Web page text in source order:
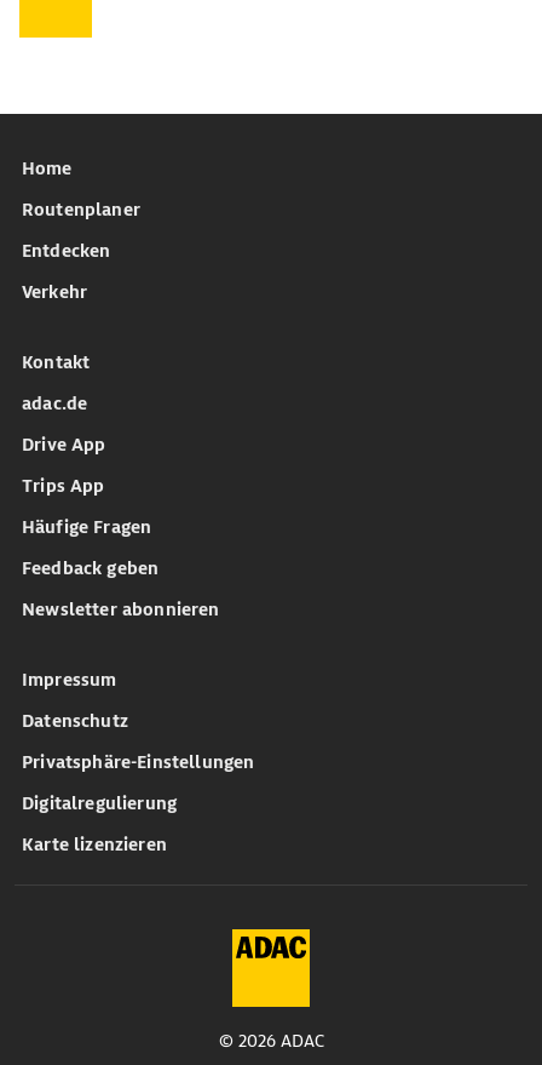
Home
Routenplaner
Entdecken
Verkehr
Kontakt
adac.de
Drive App
Trips App
Häufige Fragen
Feedback geben
Newsletter abonnieren
Impressum
Datenschutz
Privatsphäre-Einstellungen
Digitalregulierung
Karte lizenzieren
© 2026 ADAC